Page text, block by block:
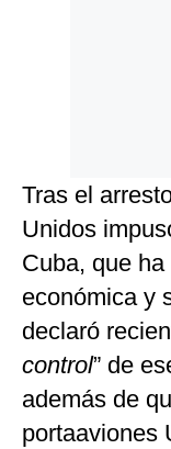
Tras el
Unidos
Cuba, que
económica y
declaró
control” de
además de
portaaviones